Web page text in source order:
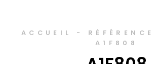
ACCUEIL -
A1F808